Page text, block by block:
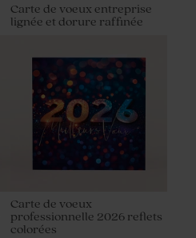
Carte de voeux entreprise
lignée et dorure raffinée
Carte de voeux
professionnelle 2026 reflets
colorées